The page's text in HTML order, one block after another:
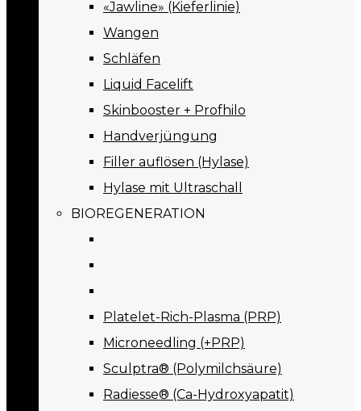
«Jawline» (Kieferlinie)
Wangen
Schläfen
Liquid Facelift
Skinbooster + Profhilo
Handverjüngung
Filler auflösen (Hylase)
Hylase mit Ultraschall
BIOREGENERATION
Platelet-Rich-Plasma (PRP)
Microneedling (+PRP)
Sculptra® (Polymilchsäure)
Radiesse® (Ca-Hydroxyapatit)